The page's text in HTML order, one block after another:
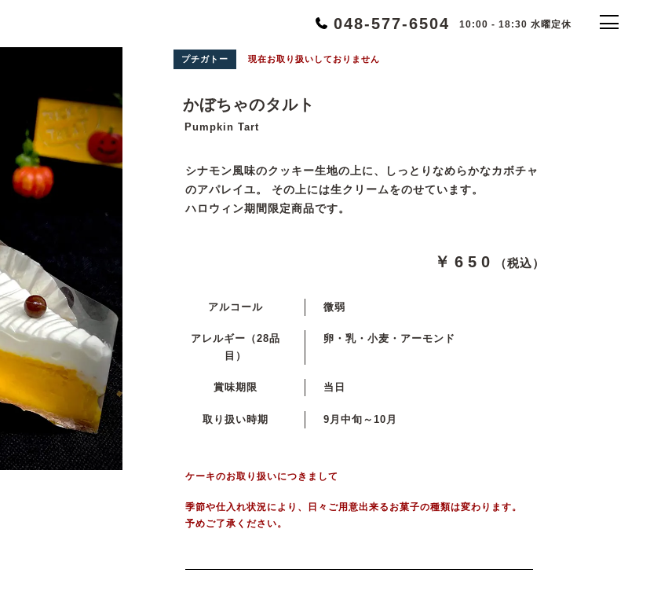
048-577-6504 10:00 - 18:30 水曜定休
プチガトー 現在お取り扱いしておりません
かぼちゃのタルト
Pumpkin Tart
シナモン風味のクッキー生地の上に、しっとりなめらかなカボチャ
のアパレイユ。 その上には生クリームをのせています。
ハロウィン期間限定商品です。
￥650 （税込）
アルコール 微弱
アレルギー （28品
目）
卵・乳・小麦・アーモンド
賞味期限 当日
取り扱い時期 9月中旬～10月
ケーキのお取り扱いにつきまして
季節や仕入れ状況により、日々ご用意出来るお菓子の種類は変わります。
予めご了承ください。